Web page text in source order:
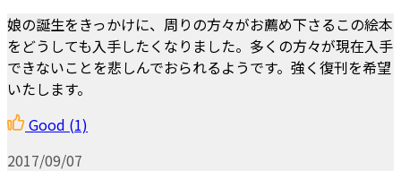
娘の誕生をきっかけに、周りの方々がお薦め下さるこの絵本
をどうしても入手したくなりました。多くの方々が現在入手
できないことを悲しんでおられるようです。強く復刊を希望
いたします。
Good (1)
2017/09/07